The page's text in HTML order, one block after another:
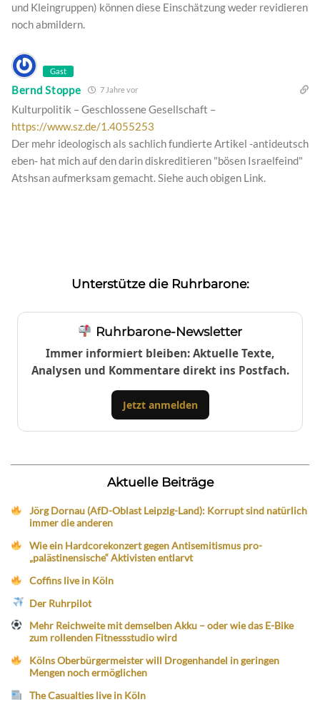
und Kleingruppen) können diese Einschätzung weder revidieren
noch abmildern.
Gast
Bernd Stoppe 7 Jahre vor
Kulturpolitik – Geschlossene Gesellschaft –
https://www.sz.de/1.4055253
Der mehr ideologisch als sachlich fundierte Artikel -antideutsch
eben- hat mich auf den darin diskreditieren "bösen Israelfeind"
Atshsan aufmerksam gemacht. Siehe auch obigen Link.
Unterstütze die Ruhrbarone:
Ruhrbarone-Newsletter
Immer informiert bleiben: Aktuelle Texte,
Analysen und Kommentare direkt ins Postfach.
Jetzt anmelden
Aktuelle Beiträge
Jörg Dornau (AfD-Oblast Leipzig-Land): Korrupt sind natürlich
immer die anderen
Wie ein Hardcorekonzert gegen Antisemitismus pro-
„palästinensische“ Aktivisten entlarvt
Coffins live in Köln
Der Ruhrpilot
Mehr Reichweite mit demselben Akku – oder wie das E-Bike
zum rollenden Fitnessstudio wird
Kölns Oberbürgermeister will Drogenhandel in geringen
Mengen noch ermöglichen
The Casualties live in Köln